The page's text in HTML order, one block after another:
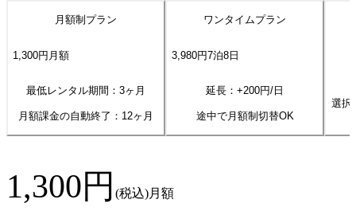
月額制プラン
1,300円 月額
最低レンタル期間：3ヶ月
月額課金の自動終了： 12ヶ月
ワンタイムプラン
3,980円7泊8日
延長：+200円/日
途中で月額制切替OK
選択
1,300円 (税込)月額